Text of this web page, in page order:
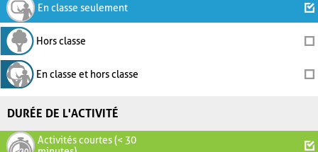
En classe seulement
Hors classe
En classe et hors classe
DURÉE DE L'ACTIVITÉ
Activités courtes (< 30